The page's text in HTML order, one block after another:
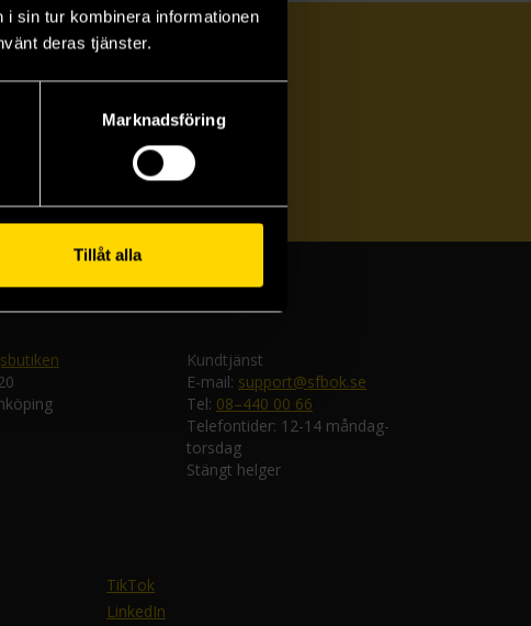
sin tur kombinera informationen
deras tjänster.
Marknadsföring
Tillåt alla
Kundtjänst
E-mail: support@sfbok.se
Tel: 08–440 00 66
Telefontider: 12-14 måndag-
torsdag
Stängt helger
TikTok
LinkedIn